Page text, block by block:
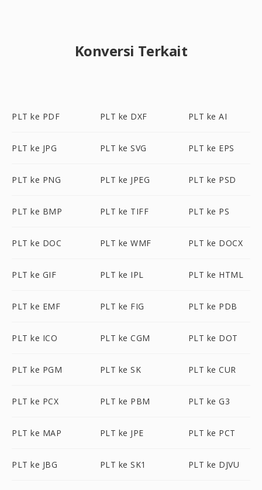
Konversi Terkait
PLT ke PDF PLT ke DXF PLT ke AI
PLT ke JPG PLT ke SVG PLT ke EPS
PLT ke PNG PLT ke JPEG PLT ke PSD
PLT ke BMP PLT ke TIFF PLT ke PS
PLT ke DOC PLT ke WMF PLT ke DOCX
PLT ke GIF PLT ke IPL PLT ke HTML
PLT ke EMF PLT ke FIG PLT ke PDB
PLT ke ICO PLT ke CGM PLT ke DOT
PLT ke PGM PLT ke SK PLT ke CUR
PLT ke PCX PLT ke PBM PLT ke G3
PLT ke MAP PLT ke JPE PLT ke PCT
PLT ke JBG PLT ke SK1 PLT ke DJVU